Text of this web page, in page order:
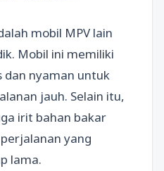
mobil MPV lain
Mobil ini memiliki
dan nyaman untuk
jauh. Selain itu,
irit bahan bakar
yang
lama.